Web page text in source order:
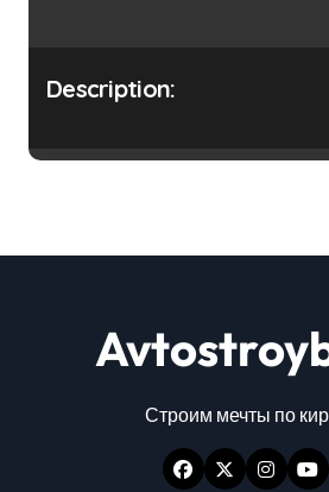
Description:
Строим мечты по